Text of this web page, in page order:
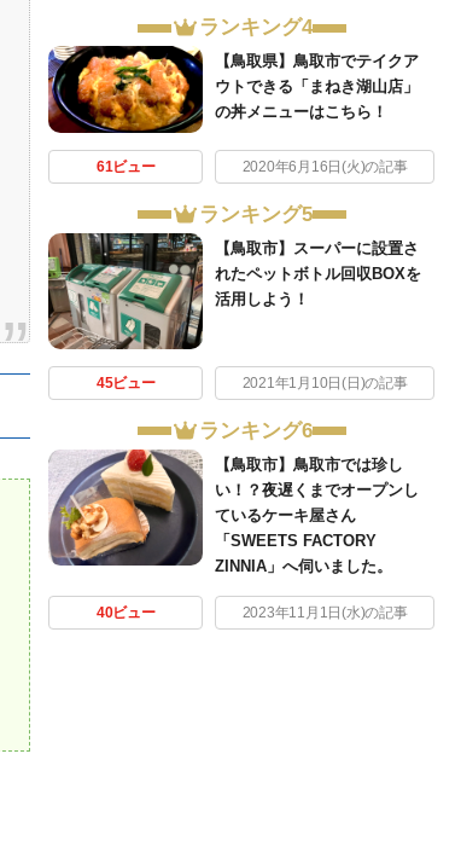
ランキング4
【鳥取県】鳥取市でテイクア
ウトできる「まねき湖山店」
の丼メニューはこちら！
61ビュー 2020年6月16日(火)の記事
ランキング5
【鳥取市】スーパーに設置さ
れたペットボトル回収BOXを
活用しよう！
45ビュー 2021年1月10日(日)の記事
ランキング6
【鳥取市】鳥取市では珍し
い！？夜遅くまでオープンし
ているケーキ屋さん
「SWEETS FACTORY
ZINNIA」へ伺いました。
40ビュー 2023年11月1日(水)の記事